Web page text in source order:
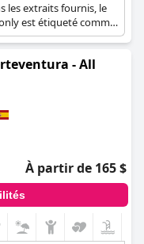
les extraits fournis, le
est étiqueté comme
indique qu'il offre des
d'accessibilité.
- All
À partir de 165 $